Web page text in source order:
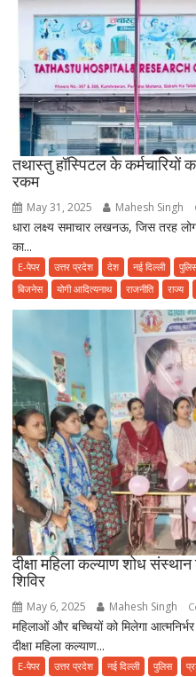
तथास्तु हॉस्पिटल के
रकम
May 31, 2025 Mahesh Singh
धारा लक्ष्य समाचार लखनऊ, जिस तरह
का...
E-पेपर उत्तर प्रदेश देश नई दिल्ली
बिजनेस
योगी आदित्यनाथ राजनीति राज्य
दीक्षा महिला कल्याण शोध
शिविर
May 6, 2025 Mahesh Singh
महिलाओं और बच्चियों को मिलेगा
दीक्षा महिला कल्याण...
E-पेपर उत्तर प्रदेश नई दिल्ली पुलिस